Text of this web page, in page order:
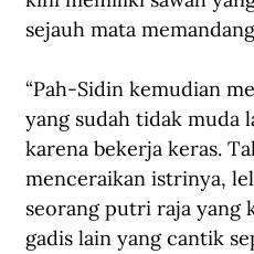
sejauh mata
“Pah-Sidin kemudian
yang sudah tidak muda
karena bekerja keras.
menceraikan istrinya,
seorang putri raja yang
gadis lain yang cantik